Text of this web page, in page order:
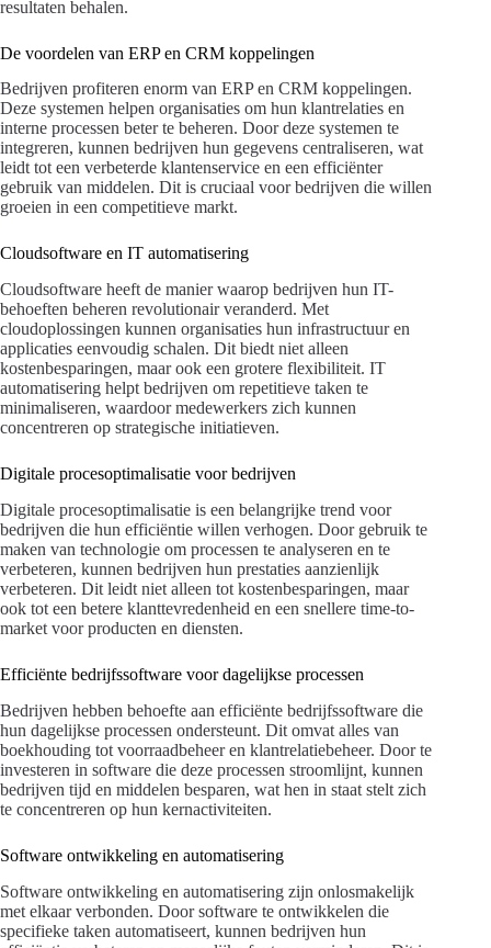
resultaten behalen.
De voordelen van ERP en CRM koppelingen
Bedrijven profiteren enorm van ERP en CRM koppelingen.
Deze systemen helpen organisaties om hun klantrelaties en
interne processen beter te beheren. Door deze systemen te
integreren, kunnen bedrijven hun gegevens centraliseren, wat
leidt tot een verbeterde klantenservice en een efficiënter
gebruik van middelen. Dit is cruciaal voor bedrijven die willen
groeien in een competitieve markt.
Cloudsoftware en IT automatisering
Cloudsoftware heeft de manier waarop bedrijven hun IT-
behoeften beheren revolutionair veranderd. Met
cloudoplossingen kunnen organisaties hun infrastructuur en
applicaties eenvoudig schalen. Dit biedt niet alleen
kostenbesparingen, maar ook een grotere flexibiliteit. IT
automatisering helpt bedrijven om repetitieve taken te
minimaliseren, waardoor medewerkers zich kunnen
concentreren op strategische initiatieven.
Digitale procesoptimalisatie voor bedrijven
Digitale procesoptimalisatie is een belangrijke trend voor
bedrijven die hun efficiëntie willen verhogen. Door gebruik te
maken van technologie om processen te analyseren en te
verbeteren, kunnen bedrijven hun prestaties aanzienlijk
verbeteren. Dit leidt niet alleen tot kostenbesparingen, maar
ook tot een betere klanttevredenheid en een snellere time-to-
market voor producten en diensten.
Efficiënte bedrijfssoftware voor dagelijkse processen
Bedrijven hebben behoefte aan efficiënte bedrijfssoftware die
hun dagelijkse processen ondersteunt. Dit omvat alles van
boekhouding tot voorraadbeheer en klantrelatiebeheer. Door te
investeren in software die deze processen stroomlijnt, kunnen
bedrijven tijd en middelen besparen, wat hen in staat stelt zich
te concentreren op hun kernactiviteiten.
Software ontwikkeling en automatisering
Software ontwikkeling en automatisering zijn onlosmakelijk
met elkaar verbonden. Door software te ontwikkelen die
specifieke taken automatiseert, kunnen bedrijven hun